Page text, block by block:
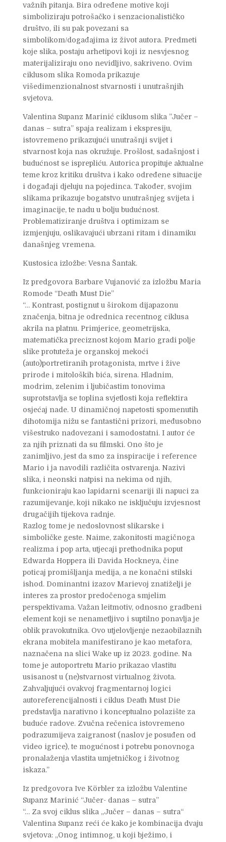
važnih pitanja. Bira određene motive koji
simboliziraju potrošačko i senzacionalističko
društvo, ili su pak povezani sa
simbolikom/događajima iz život autora. Predmeti
koje slika, postaju arhetipovi koji iz nesvjesnog
materijaliziraju ono nevidljivo, sakriveno. Ovim
ciklusom slika Romoda prikazuje
višedimenzionalnost stvarnosti i unutrašnjih
svjetova.
Valentina Supanz Marinić ciklusom slika ”Jučer –
danas – sutra” spaja realizam i ekspresiju,
istovremeno prikazujući unutrašnji svijet i
stvarnost koja nas okružuje. Prošlost, sadašnjost i
budućnost se isprepliću. Autorica propituje aktualne
teme kroz kritiku društva i kako određene situacije
i događaji djeluju na pojedinca. Također, svojim
slikama prikazuje bogatstvo unutrašnjeg svijeta i
imaginacije, te nadu u bolju budućnost.
Problematiziranje društva i optimizam se
izmjenjuju, oslikavajući ubrzani ritam i dinamiku
današnjeg vremena.
Kustosica izložbe: Vesna Šantak.
Iz predgovora Barbare Vujanović za izložbu Maria
Romode “Death Must Die”
“… Kontrast, postignut u širokom dijapazonu
značenja, bitna je odrednica recentnog ciklusa
akrila na platnu. Primjerice, geometrijska,
matematička preciznost kojom Mario gradi polje
slike protuteža je organskoj mekoći
(auto)portretiranih protagonista, mrtve i žive
prirode i mitoloških bića, sirena. Hladnim,
modrim, zelenim i ljubičastim tonovima
suprotstavlja se toplina svjetlosti koja reflektira
osjećaj nade. U dinamičnoj napetosti spomenutih
dihotomija nižu se fantastični prizori, međusobno
višestruko nadovezani i samodostatni. I autor će
za njih priznati da su filmski. Ono što je
zanimljivo, jest da smo za inspiracije i reference
Mario i ja navodili različita ostvarenja. Nazivi
slika, i neonski natpisi na nekima od njih,
funkcioniraju kao lapidarni scenariji ili napuci za
razumijevanje, koji nikako ne isključuju izvjesnost
drugačijih tijekova radnje.
Razlog tome je nedoslovnost slikarske i
simboličke geste. Naime, zakonitosti magičnoga
realizma i pop arta, utjecaji prethodnika poput
Edwarda Hoppera ili Davida Hockneya, čine
poticaj promišljanja medija, a ne konačni stilski
ishod. Dominantni izazov Marievoj znatiželji je
interes za prostor predočenoga smjelim
perspektivama. Važan leitmotiv, odnosno gradbeni
element koji se nenametljivo i suptilno ponavlja je
oblik pravokutnika. Ovo utjelovljenje nezaobilaznih
ekrana mobitela manifestirano je kao metafora,
naznačena na slici Wake up iz 2023. godine. Na
tome je autoportretu Mario prikazao vlastitu
usisanost u (ne)stvarnost virtualnog života.
Zahvaljujući ovakvoj fragmentarnoj logici
autoreferencijalnosti i ciklus Death Must Die
predstavlja narativno i konceptualno polazište za
buduće radove. Zvučna rečenica istovremeno
podrazumijeva zaigranost (naslov je posuđen od
video igrice), te mogućnost i potrebu ponovnoga
pronalaženja vlastita umjetničkog i životnog
iskaza.”
Iz predgovora Ive Körbler za izložbu Valentine
Supanz Marinić “Jučer- danas – sutra”
“… Za svoj ciklus slika „Jučer – danas – sutra“
Valentina Supanz reći će kako je kombinacija dvaju
svjetova: „Onog intimnog, u koji bježimo, i